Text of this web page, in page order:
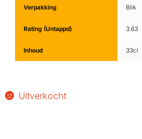
Verpakking Blik
Rating (Untappd) 3.63
Inhoud 33cl
Uitverkocht